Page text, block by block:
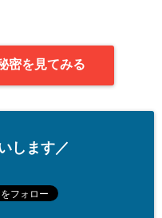
密を見てみる
します／